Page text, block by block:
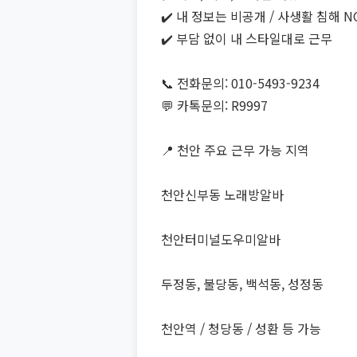
✔️ 내 정보는 비공개 / 사생활 침해
✔️ 부담 없이 내 스타일대로 근무
📞 전화문의: 010-5493-9234
💬 카톡문의: R9997
📍 천안 주요 근무 가능 지역
천안신부동 노래방알바
천안터미널도우미알바
두정동, 불당동, 백석동, 성정동
천안역 / 청당동 / 성환 등 가능